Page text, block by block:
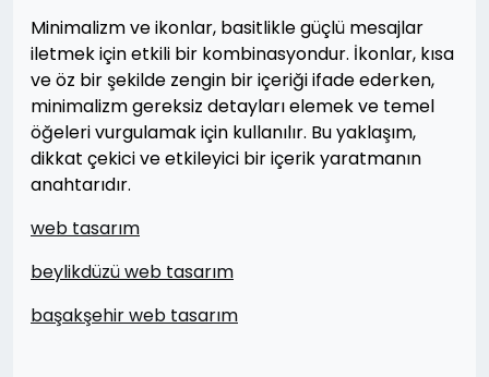
Minimalizm ve ikonlar, basitlikle güçlü mesajlar
iletmek için etkili bir kombinasyondur. İkonlar, kısa
ve öz bir şekilde zengin bir içeriği ifade ederken,
minimalizm gereksiz detayları elemek ve temel
öğeleri vurgulamak için kullanılır. Bu yaklaşım,
dikkat çekici ve etkileyici bir içerik yaratmanın
anahtarıdır.
web tasarım
beylikdüzü web tasarım
başakşehir web tasarım